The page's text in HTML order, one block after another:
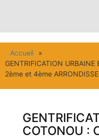
Accueil
»
GENTRIFICATION
2ème et 4ème
COTONOU :